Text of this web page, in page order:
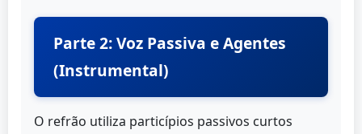
Parte 2: Voz Passiva e Agentes
(Instrumental)
O refrão utiliza particípios passivos curtos